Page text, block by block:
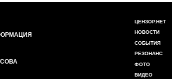
ЦЕНЗОР.НЕТ
НОВОСТИ
СОБЫТИЯ
РЕЗОНАНС
ФОТО
ВИДЕО